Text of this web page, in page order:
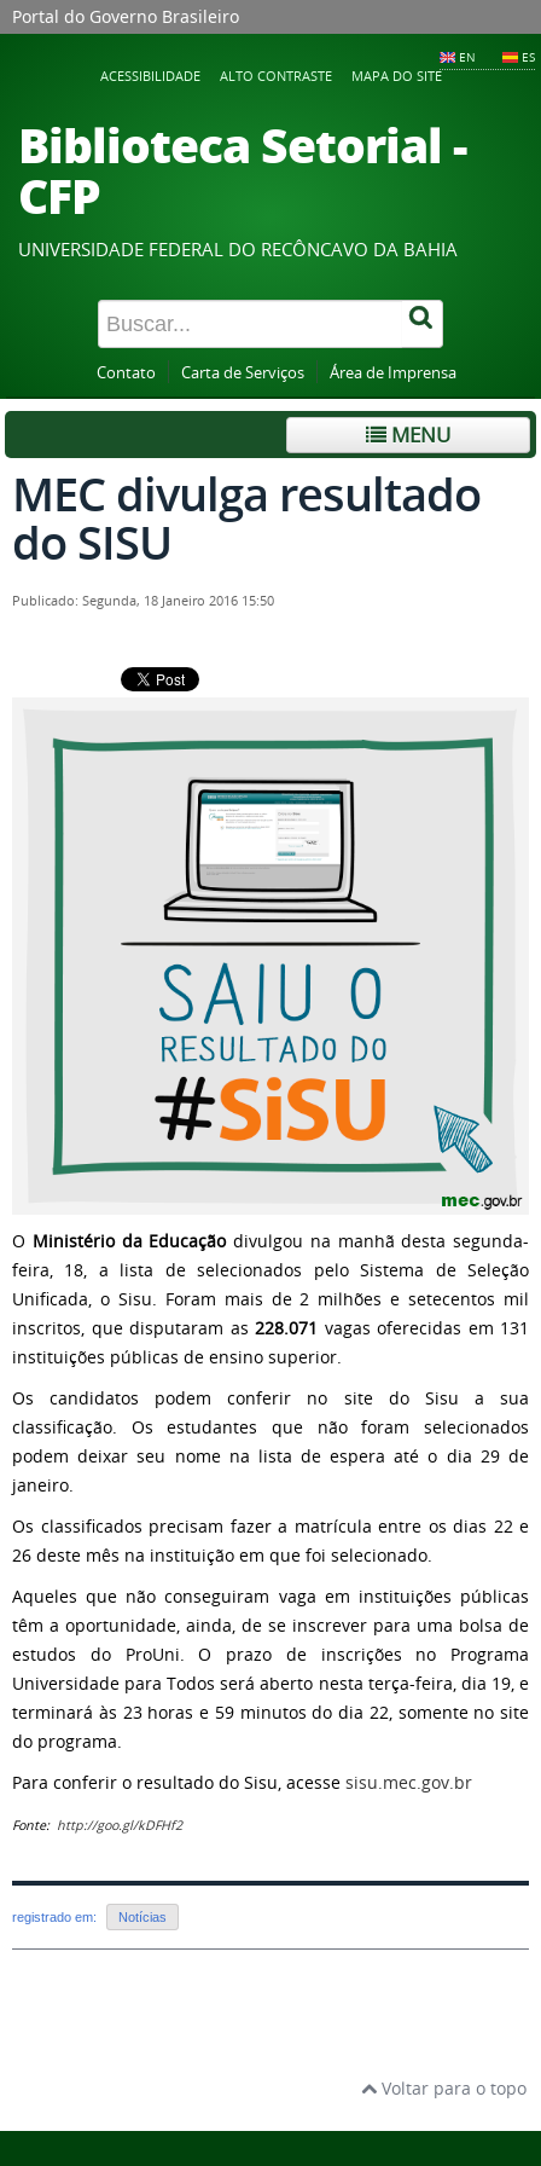
Portal do Governo Brasileiro
EN ES
ACESSIBILIDADE ALTO CONTRASTE MAPA DO SITE
Biblioteca Setorial -
CFP
UNIVERSIDADE FEDERAL DO RECÔNCAVO DA BAHIA
Contato Carta de Serviços Área de Imprensa
MENU
MEC divulga resultado
do SISU
Publicado: Segunda, 18 Janeiro 2016 15:50
O Ministério da Educaçãodivulgou na manhã desta segunda-
feira, 18, a lista de selecionados pelo Sistema de Seleção
Unificada, o Sisu. Foram mais de 2 milhões e setecentos mil
inscritos, que disputaram as 228.071 vagas oferecidas em 131
instituições públicas de ensino superior.
Os candidatos podem conferir no site do Sisu a sua
classificação. Os estudantes que não foram selecionados
podem deixar seu nome na lista de espera até o dia 29 de
janeiro.
Os classificados precisam fazer a matrícula entre os dias 22 e
26 deste mês na instituição em que foi selecionado.
Aqueles que não conseguiram vaga em instituições públicas
têm a oportunidade, ainda, de se inscrever para uma bolsa de
estudos do ProUni. O prazo de inscrições no Programa
Universidade para Todos será aberto nesta terça-feira, dia 19, e
terminará às 23 horas e 59 minutos do dia 22, somente no site
do programa.
Para conferir o resultado do Sisu, acesse sisu.mec.gov.br
Fonte: http://goo.gl/kDFHf2
registrado em: Notícias
Voltar para o topo